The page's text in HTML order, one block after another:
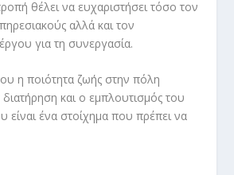
θέλει να ευχαριστήσει τόσο τον
αλλά και τον
για τη συνεργασία.
η ποιότητα ζωής στην πόλη
και ο εμπλουτισμός του
είναι ένα στοίχημα που πρέπει να